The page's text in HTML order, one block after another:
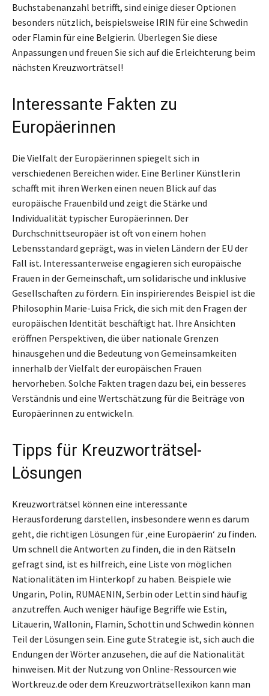
Buchstabenanzahl betrifft, sind einige dieser Optionen
besonders nützlich, beispielsweise IRIN für eine Schwedin
oder Flamin für eine Belgierin. Überlegen Sie diese
Anpassungen und freuen Sie sich auf die Erleichterung beim
nächsten Kreuzworträtsel!
Interessante Fakten zu
Europäerinnen
Die Vielfalt der Europäerinnen spiegelt sich in
verschiedenen Bereichen wider. Eine Berliner Künstlerin
schafft mit ihren Werken einen neuen Blick auf das
europäische Frauenbild und zeigt die Stärke und
Individualität typischer Europäerinnen. Der
Durchschnittseuropäer ist oft von einem hohen
Lebensstandard geprägt, was in vielen Ländern der EU der
Fall ist. Interessanterweise engagieren sich europäische
Frauen in der Gemeinschaft, um solidarische und inklusive
Gesellschaften zu fördern. Ein inspirierendes Beispiel ist die
Philosophin Marie-Luisa Frick, die sich mit den Fragen der
europäischen Identität beschäftigt hat. Ihre Ansichten
eröffnen Perspektiven, die über nationale Grenzen
hinausgehen und die Bedeutung von Gemeinsamkeiten
innerhalb der Vielfalt der europäischen Frauen
hervorheben. Solche Fakten tragen dazu bei, ein besseres
Verständnis und eine Wertschätzung für die Beiträge von
Europäerinnen zu entwickeln.
Tipps für Kreuzworträtsel-
Lösungen
Kreuzworträtsel können eine interessante
Herausforderung darstellen, insbesondere wenn es darum
geht, die richtigen Lösungen für ‚eine Europäerin‘ zu finden.
Um schnell die Antworten zu finden, die in den Rätseln
gefragt sind, ist es hilfreich, eine Liste von möglichen
Nationalitäten im Hinterkopf zu haben. Beispiele wie
Ungarin, Polin, RUMAENIN, Serbin oder Lettin sind häufig
anzutreffen. Auch weniger häufige Begriffe wie Estin,
Litauerin, Wallonin, Flamin, Schottin und Schwedin können
Teil der Lösungen sein. Eine gute Strategie ist, sich auch die
Endungen der Wörter anzusehen, die auf die Nationalität
hinweisen. Mit der Nutzung von Online-Ressourcen wie
Wortkreuz.de oder dem Kreuzworträtsellexikon kann man